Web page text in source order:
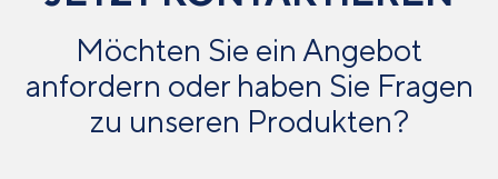
Möchten Sie ein Angebot
anfordern oder haben Sie Fragen
zu unseren Produkten?